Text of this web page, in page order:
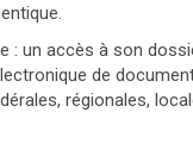
: un accès à son
de
régionales,